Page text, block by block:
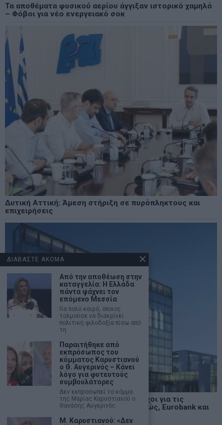
Τα αποθέματα φυσικού αερίου άγγιξαν ιστορικό χαμηλό
– Φόβοι για νέο ενεργειακό σοκ
Δυτική Αττική: Άμεση στήριξη σε πυρόπληκτους και
επιχειρήσεις
Goldman Sachs: Νέοι υψηλότεροι στόχοι για τις
ελληνικές τράπεζες – “buy” για Πειραιώς, Eurobank και
Alpha Bank
ΔΙΑΒΑΣΤΕ ΑΚΟΜΑ
Από την αποθέωση στην
καταγγελία: Η Ελλάδα
πάντα ψάχνει τον
επόμενο Μεσσία
Για πολύ καιρό, όποιος
τολμούσε να διακρίνει
πολιτική φιλοδοξία πίσω από
τη
Παραιτήθηκε από
εκπρόσωπος του
κόμματος Καρυστιανού
ο Θ. Αυγερινός – Κάνει
λόγο για φυτευτούς
συμβουλάτορες
Δεν εκπροσωπεί το κόμμα
της Μαρίας Καρυστιανού ο
Θανάσης Αυγερινός.
Μ. Καρυστιανού: «Δεν